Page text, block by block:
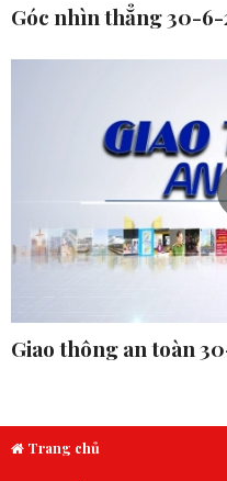
Góc nhìn thẳng 30-6-
Giao thông an toàn
Trang chủ